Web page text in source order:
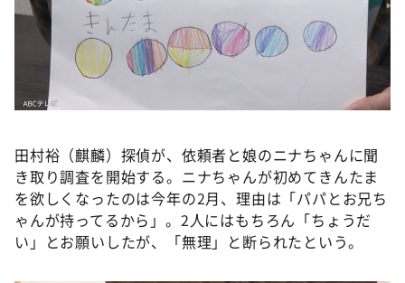
教えて！ニュースライブ 正義のミカタ
ＬＩＦＥ～夢のカタチ～
新婚さんいらっしゃい！
ポツンと一軒家
ぺこぱのまるスポ
アナ回覧板
田村裕（麒麟）探偵が、依頼者と娘のニナちゃんに聞
き取り調査を開始する。ニナちゃんが初めてきんたま
を欲しくなったのは今年の2月、理由は「パパとお兄ち
ゃんが持ってるから」。2人にはもちろん「ちょうだ
い」とお願いしたが、「無理」と断られたという。